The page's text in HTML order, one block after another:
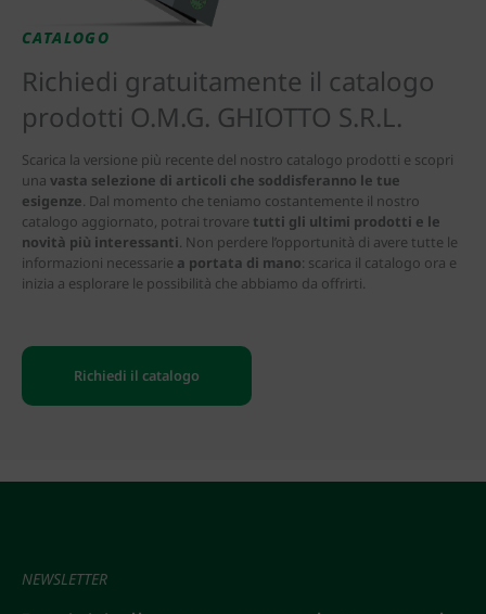
CATALOGO
Richiedi gratuitamente il catalogo
prodotti O.M.G. GHIOTTO S.R.L.
Scarica la versione più recente del nostro catalogo prodotti e scopri
una vasta selezione di articoli che soddisferanno le tue
esigenze. Dal momento che teniamo costantemente il nostro
catalogo aggiornato, potrai trovare tutti gli ultimi prodotti e le
novità più interessanti. Non perdere l’opportunità di avere tutte le
informazioni necessarie a portata di mano: scarica il catalogo ora e
inizia a esplorare le possibilità che abbiamo da offrirti.
Richiedi il catalogo
NEWSLETTER